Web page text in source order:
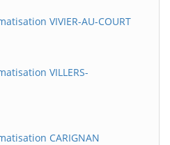
VIVIER-AU-COURT
VILLERS-
CARIGNAN